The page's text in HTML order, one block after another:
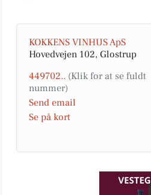
KOKKENS VINHUS ApS
Hovedvejen 102, Glostrup
449702..
Send email
Se på kort